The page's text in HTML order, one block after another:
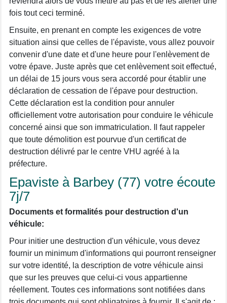
fois tout ceci terminé.
Ensuite, en prenant en compte les exigences de votre
situation ainsi que celles de l'épaviste, vous allez pouvoir
convenir d'une date et d'une heure pour l'enlèvement de
votre épave. Juste après que cet enlèvement soit effectué,
un délai de 15 jours vous sera accordé pour établir une
déclaration de cessation de l'épave pour destruction.
Cette déclaration est la condition pour annuler
officiellement votre autorisation pour conduire le véhicule
concerné ainsi que son immatriculation. Il faut rappeler
que toute démolition est pourvue d'un certificat de
destruction délivré par le centre VHU agréé à la
préfecture.
Epaviste à Barbey (77) votre écoute
7j/7
Documents et formalités pour destruction d'un
véhicule:
Pour initier une destruction d'un véhicule, vous devez
fournir un minimum d'informations qui pourront renseigner
sur votre identité, la description de votre véhicule ainsi
que sur les preuves que celui-ci vous appartienne
réellement. Toutes ces informations sont notifiées dans